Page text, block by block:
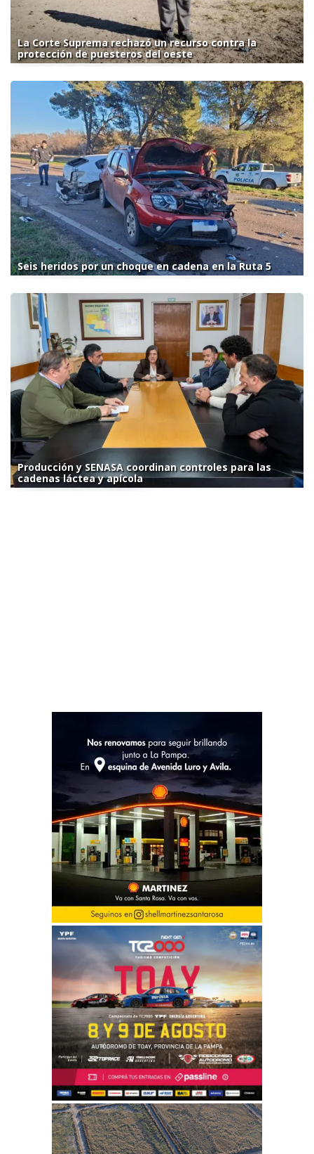
La Corte Suprema rechazó un recurso contra la
protección de puesteros del oeste
Seis heridos por un choque en cadena en la Ruta 5
Producción y SENASA coordinan controles para las
cadenas láctea y apícola